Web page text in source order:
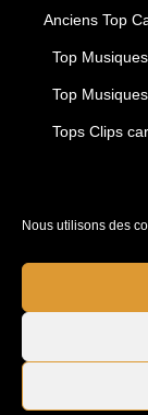
Nous utilisons des
Anciens Top
Top
Top
Tops Clips